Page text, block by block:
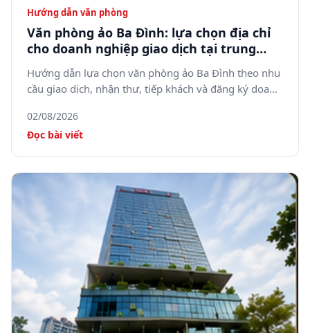
Hướng dẫn văn phòng
Văn phòng ảo Ba Đình: lựa chọn địa chỉ
cho doanh nghiệp giao dịch tại trung
tâm Hà Nội
Hướng dẫn lựa chọn văn phòng ảo Ba Đình theo nhu
cầu giao dịch, nhận thư, tiếp khách và đăng ký doanh
02/08/2026
Đọc bài viết